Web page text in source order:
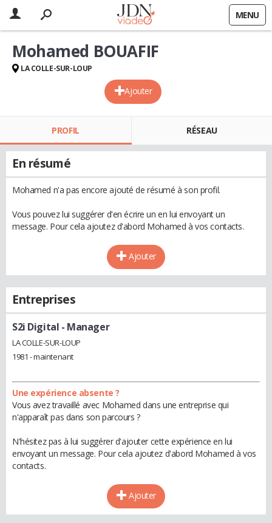
MENU
Ajouter
Mohamed BOUAFIF
LA COLLE-SUR-LOUP
PROFIL RÉSEAU
En résumé
Mohamed n'a pas encore ajouté de résumé à son profil.
Vous pouvez lui suggérer d'en écrire un en lui envoyant un
message. Pour cela ajoutez d'abord Mohamed à vos contacts.
Ajouter
Entreprises
S2i Digital - Manager
LA COLLE-SUR-LOUP
1981 - maintenant
Une expérience absente ?
Vous avez travaillé avec Mohamed dans une entreprise qui
n'apparaît pas dans son parcours ?
N'hésitez pas à lui suggérer d'ajouter cette expérience en lui
envoyant un message. Pour cela ajoutez d'abord Mohamed à vos
contacts.
Ajouter